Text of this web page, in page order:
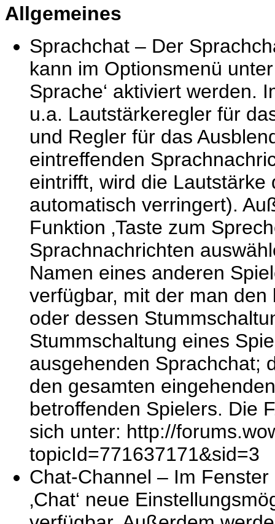
Allgemeines
Sprachchat – Der
kann im Optionsmenü
Sprache‘ aktiviert werden.
u.a. Lautstärkeregler für
und Regler für das
eintreffenden
eintrifft, wird die
automatisch verringert).
Funktion ‚Taste zum
Sprachnachrichten
Namen eines anderen
verfügbar, mit der man
oder dessen
Stummschaltung eines
ausgehenden Sprachchat;
den gesamten
betroffenden Spielers. Die
sich unter: http://
topicId=771637171&sid=3
Chat-Channel – Im Fenster
‚Chat‘ neue